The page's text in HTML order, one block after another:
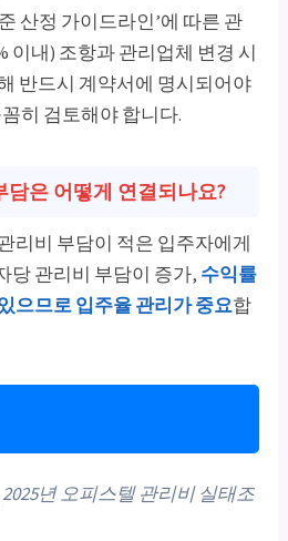
산정 가이드라인’에 따른 관
이내) 조항과 관리업체 변경 시
반드시 계약서에 명시되어야
히 검토해야 합니다.
담은 어떻게 연결되나요?
리비 부담이 적은 입주자에게
당 관리비 부담이 증가, 수익률
으므로 입주율 관리가 중요합
2025년 오피스텔 관리비 실태조